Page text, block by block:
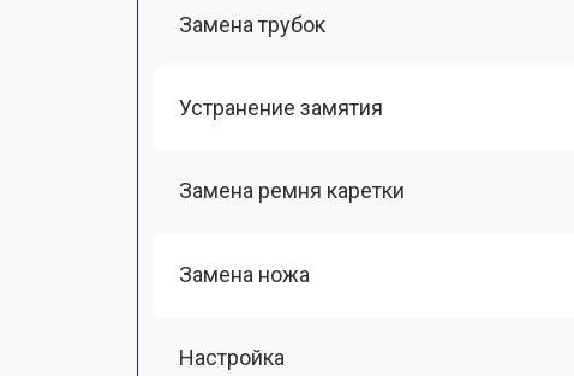
Замена трубок
Устранение замятия
Замена ремня каретки
Замена ножа
Настройка